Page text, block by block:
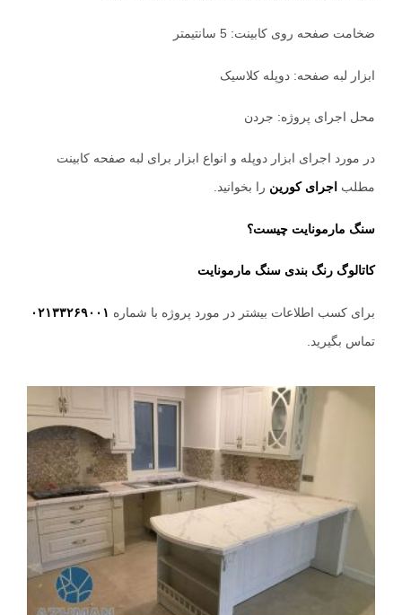
ضخامت صفحه روی کابینت: 5 سانتیمتر
ابزار لبه صفحه: دوپله کلاسیک
محل اجرای پروژه: جردن
در مورد اجرای ابزار دوپله و انواع ابزار برای لبه صفحه کابینت
مطلب اجرای کورین را بخوانید.
سنگ مارمونایت چیست؟
کاتالوگ رنگ بندی سنگ مارمونایت
برای کسب اطلاعات بیشتر در مورد پروژه با شماره ۰۲۱۳۳۲۶۹۰۰۱
تماس بگیرید.